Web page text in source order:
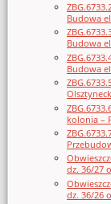
Budowa
Budowa
Budowa
kolonia –
dz. 36/27
dz. 36/26